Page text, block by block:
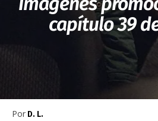
capítulo 39
Por D. L.